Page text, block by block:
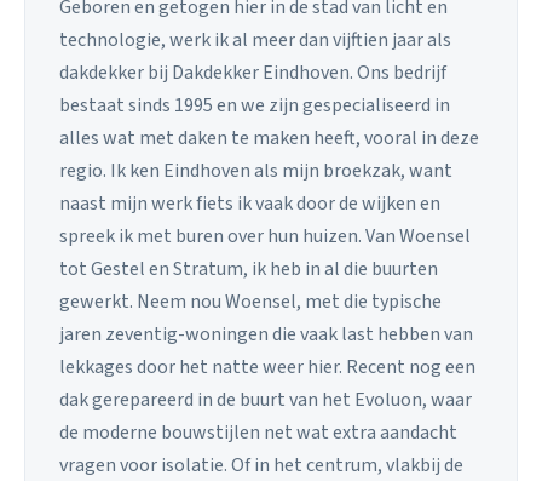
Geboren en getogen hier in de stad van licht en
technologie, werk ik al meer dan vijftien jaar als
dakdekker bij Dakdekker Eindhoven. Ons bedrijf
bestaat sinds 1995 en we zijn gespecialiseerd in
alles wat met daken te maken heeft, vooral in deze
regio. Ik ken Eindhoven als mijn broekzak, want
naast mijn werk fiets ik vaak door de wijken en
spreek ik met buren over hun huizen. Van Woensel
tot Gestel en Stratum, ik heb in al die buurten
gewerkt. Neem nou Woensel, met die typische
jaren zeventig-woningen die vaak last hebben van
lekkages door het natte weer hier. Recent nog een
dak gerepareerd in de buurt van het Evoluon, waar
de moderne bouwstijlen net wat extra aandacht
vragen voor isolatie. Of in het centrum, vlakbij de